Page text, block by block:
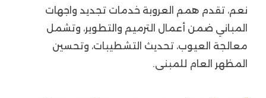
نعم، تقدم همم العروبة خدمات تجديد واجهات
المباني ضمن أعمال الترميم والتطوير، وتشمل
معالجة العيوب، تحديث التشطيبات، وتحسين
المظهر العام للمبنى.